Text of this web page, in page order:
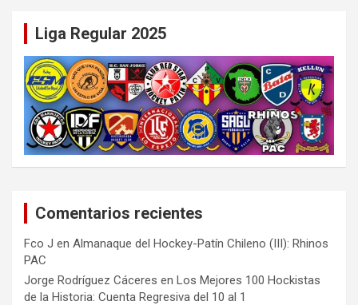
Liga Regular 2025
Comentarios recientes
Fco J en Almanaque del Hockey-Patín Chileno (III): Rhinos
PAC
Jorge Rodríguez Cáceres en Los Mejores 100 Hockistas
de la Historia: Cuenta Regresiva del 10 al 1